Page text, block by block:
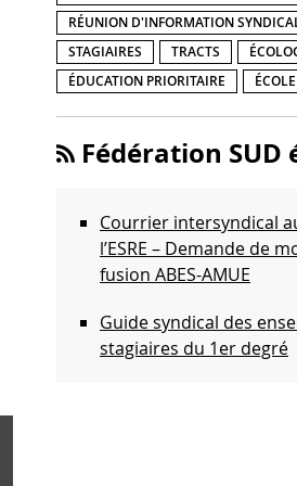
RÉUNION D'INFORMATION
STAGIAIRES
TRACTS
ÉDUCATION PRIORITAIRE
Fédération SUD
Courrier intersyndical
l’ESRE – Demande de
fusion ABES-AMUE
Guide syndical des
stagiaires du 1er degré